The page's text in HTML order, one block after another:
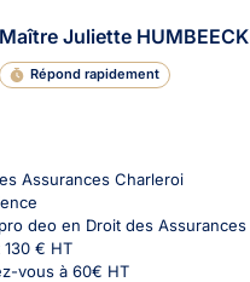
Maître Juliette HUMBEECK
Répond rapidement
Assurances Charleroi
deo en Droit des Assurances
130 € HT
vous à 60€ HT